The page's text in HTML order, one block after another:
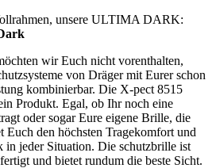
unsere ULTIMA DARK:
wir Euch nicht vorenthalten,
von Dräger mit Eurer schon
kombinierbar. Die X-pect 8515
Produkt. Egal, ob Ihr noch eine
oder sogar Eure eigene Brille, die
den höchsten Tragekomfort und
in jeder Situation. Die schutzbrille ist
und bietet rundum die beste Sicht.